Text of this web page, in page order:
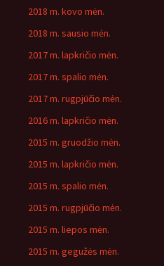
2018 m. kovo mėn.
2018 m. sausio mėn.
2017 m. lapkričio mėn.
2017 m. spalio mėn.
2017 m. rugpjūčio mėn.
2016 m. lapkričio mėn.
2015 m. gruodžio mėn.
2015 m. lapkričio mėn.
2015 m. spalio mėn.
2015 m. rugpjūčio mėn.
2015 m. liepos mėn.
2015 m. gegužės mėn.